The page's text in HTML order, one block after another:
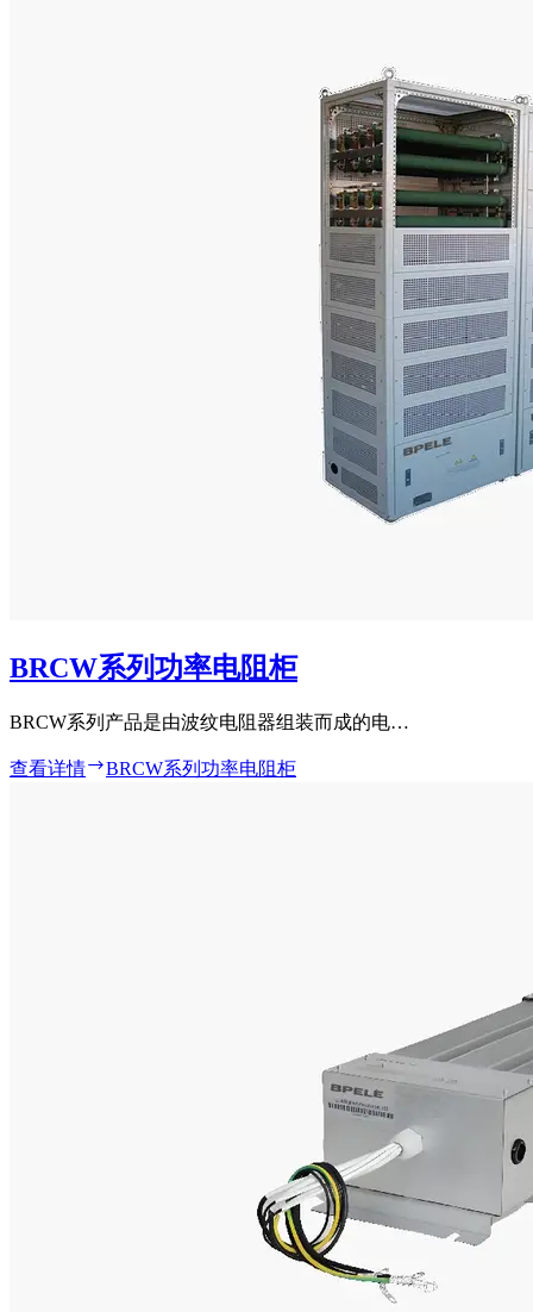
BRCW系列功率电阻柜
BRCW系列产品是由波纹电阻器组装而成的电…
查看详情 BRCW系列功率电阻柜